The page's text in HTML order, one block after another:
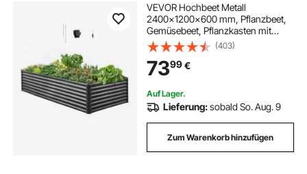
VEVOR Hochbeet Metall
2400x1200x600 mm, Pflanzbeet,
Gemüsebeet, Pflanzkasten mit
offenem Boden & abgerundeten
Kanten, großes Blumenbeet,
Kräuterbeet, ideal für Gemüse,
Blumen, Kräuter & Sukkulenten
(403)
7399€
Auf Lager.
Lieferung:sobald So. Aug. 9
Zum Warenkorb hinzufügen